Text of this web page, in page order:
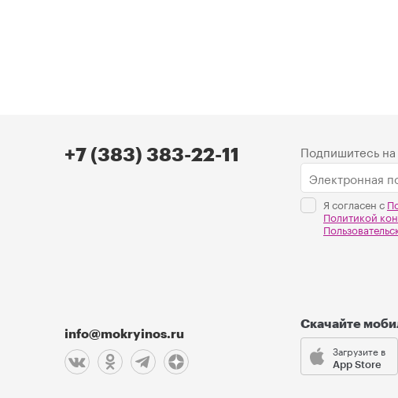
+7 (383) 383-22-11
info@mokryinos.ru
Подпишитесь
Я согласен с
Политикой
Скачайте
Загрузите в
App Store